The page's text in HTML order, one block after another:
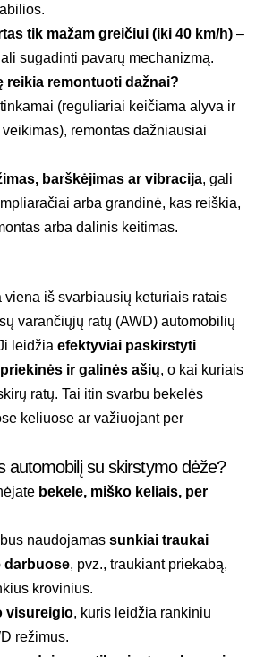
tik mažam greičiui (iki 40 km/h) –
sugadinti pavarų mechanizmą.
reikia remontuoti dažnai?
(reguliariai keičiama alyva ir
remontas dažniausiai
barškėjimas ar vibracija, gali
arba grandinė, kas reiškia,
arba dalinis keitimas.
viena iš svarbiausių keturiais ratais
varančiųjų ratų (AWD) automobilių
leidžia efektyviai paskirstyti
ir galinės ašių, o kai kuriais
ratų. Tai itin svarbu bekelės
keliuose ar važiuojant per
automobilį su skirstymo dėže?
bekele, miško keliais, per
naudojamassunkiai traukai
darbuose, pvz., traukiant priekabą,
krovinius.
visureigio, kuris leidžia rankiniu
režimus.